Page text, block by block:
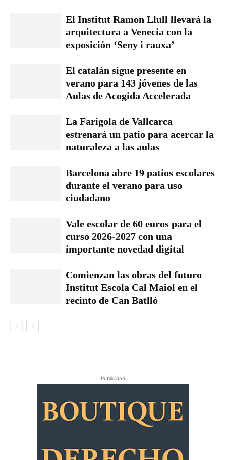
El Institut Ramon Llull llevará la
arquitectura a Venecia con la
exposición ‘Seny i rauxa’
El catalán sigue presente en
verano para 143 jóvenes de las
Aulas de Acogida Accelerada
La Farigola de Vallcarca
estrenará un patio para acercar la
naturaleza a las aulas
Barcelona abre 19 patios escolares
durante el verano para uso
ciudadano
Vale escolar de 60 euros para el
curso 2026-2027 con una
importante novedad digital
Comienzan las obras del futuro
Institut Escola Cal Maiol en el
recinto de Can Batlló
Publicidad